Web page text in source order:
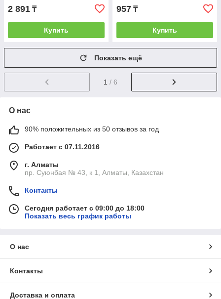
2 891 ₸
Купить
957 ₸
Купить
Показать ещё
1 / 6
О нас
90% положительных из 50 отзывов за год
Работает с 07.11.2016
г. Алматы
пр. Суюнбая № 43, к 1, Алматы, Казахстан
Контакты
Сегодня работает с 09:00 до 18:00
Показать весь график работы
О нас
Контакты
Доставка и оплата